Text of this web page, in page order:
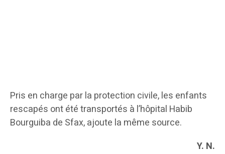
Pris en charge par la protection civile, les enfants
rescapés ont été transportés à l’hôpital Habib
Bourguiba de Sfax, ajoute la même source.
Y. N.